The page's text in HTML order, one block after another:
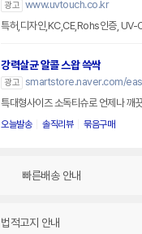
광고 www.uvtouch.co.kr
특허,디자인,KC,CE,Rohs인증, UV-
강력살균 알콜 스왑 쓱싹
광고 smartstore.naver.com/
특대형사이즈 소독티슈로 언제나 깨
오늘발송 솔직리뷰 묶음구매
빠른배송 안내
법적고지 안내